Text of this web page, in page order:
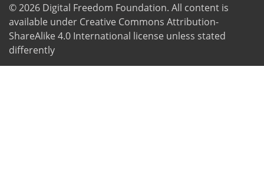
© 2026 Digital Freedom Foundation. All content is
available under Creative Commons Attribution-
ShareAlike 4.0 International license unless stated
differently